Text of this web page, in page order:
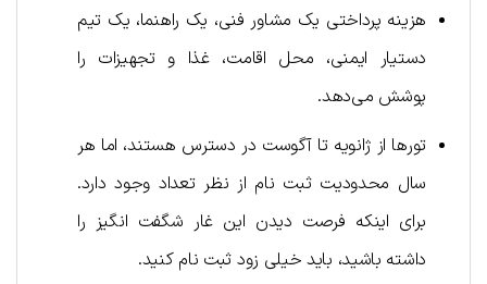
هزینه پرداختی یک مشاور فنی، یک راهنما، یک تیم
دستیار ایمنی، محل اقامت، غذا و تجهیزات را
پوشش می‌دهد.
تورها از ژانویه تا آگوست در دسترس هستند، اما هر
سال محدودیت ثبت نام از نظر تعداد وجود دارد.
برای اینکه فرصت دیدن این غار شگفت انگیز را
داشته باشید، باید خیلی زود ثبت نام کنید.